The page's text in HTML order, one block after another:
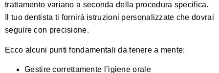
trattamento variano a seconda della procedura specifica.
Il tuo dentista ti fornirà istruzioni personalizzate che dovrai
seguire con precisione.
Ecco alcuni punti fondamentali da tenere a mente:
Gestire correttamente l’igiene orale